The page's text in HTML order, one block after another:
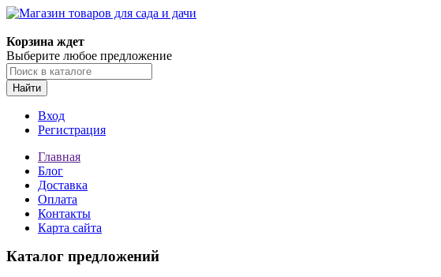
Корзина ждет
Выберите любое предложение
Найти
Вход
Регистрация
Главная
Блог
Доставка
Оплата
Контакты
Карта сайта
Каталог предложений